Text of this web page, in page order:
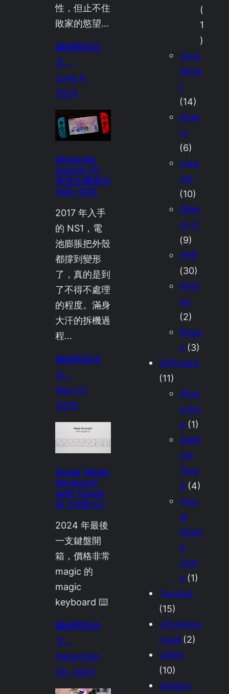
性，但止不住
敗家的慾望…
繼續閱讀全
文…
June 4,
2025
Nintendo
Switch (1)
更換主機電池
HAC-003
2017 年入手
的 NS1，電
池膨脹把外殼
都撐到變形
了，真的是到
了不得不處理
的程度。滿身
大汗的拆機過
程…
繼續閱讀全
文…
May 27,
2025
Apple Magic
Keyboard
with Touch
ID (USB–C)
2024 年最後
一支鍵盤開
箱，價格非常
magic 的
magic
keyboard ⌨️
繼續閱讀全
文…
December
28, 2024
(
1
)
Java
Scrip
t
(14)
jQue
ry
(6)
Lara
vel
(10)
Obje
ct-C
(9)
PHP
(30)
Pyth
on
(2)
Rege
x (3)
Software
(11)
Phot
osho
p (1)
Subli
me
Text
2 (4)
Visu
al
Studi
o
Cod
e(1)
Tutorial
(15)
Uncatego
rized (2)
Utility
(10)
Version